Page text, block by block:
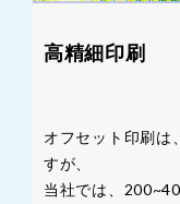
高精細印刷
オフセット印刷は
すが、
当社では、